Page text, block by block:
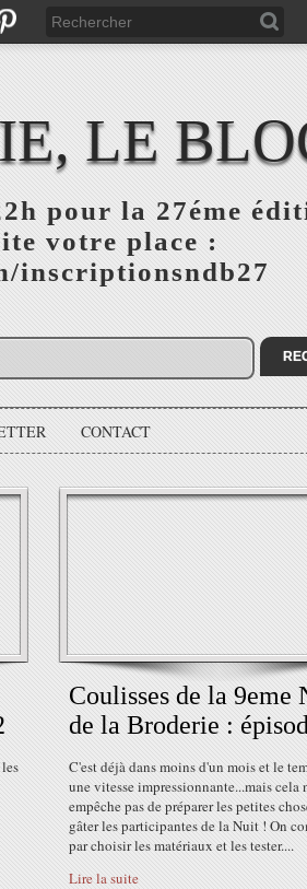
LE
pour la 27éme
votre place :
inscriptionsndb27
CONTACT
Coulisses de la 9eme
de la Broderie :
C'est déjà dans moins d'un mois et le
une vitesse impressionnante...mais cela
empêche pas de préparer les petites
gâter les participantes de la Nuit ! On
par choisir les matériaux et les tester....
Lire la suite